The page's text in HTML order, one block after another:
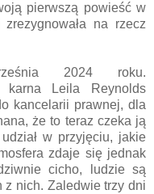
pierwszą powieść w
na rzecz
2024 roku.
karna Leila Reynolds
kancelarii prawnej, dla
że to teraz czeka ją
w przyjęciu, jakie
zdaje się jednak
cicho, ludzie są
z nich. Zaledwie trzy dni